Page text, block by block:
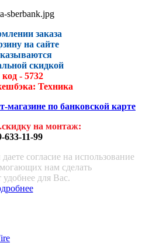
заказа
на сайте
ной скидкой
- 5732
Техника
на монтаж:
633-11-99
согласие на использование
нам сделать
для Вас.